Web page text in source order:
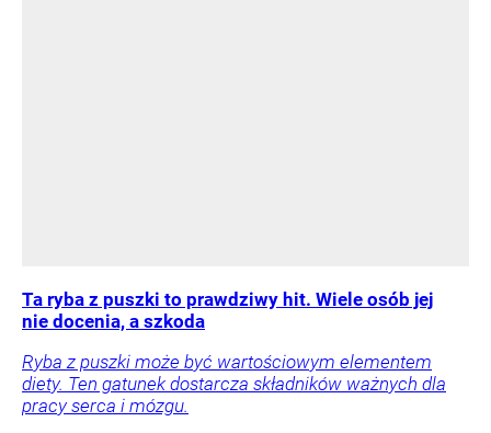
Ta ryba z puszki to prawdziwy hit. Wiele osób jej
nie docenia, a szkoda
Ryba z puszki może być wartościowym elementem
diety. Ten gatunek dostarcza składników ważnych dla
pracy serca i mózgu.